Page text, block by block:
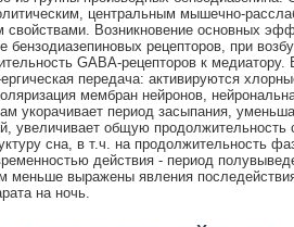
центральным мышечно-
свойствами. Возникновение основных
бензодиазепиновых рецепторов, при
GABA-рецепторов к медиатору.
передача: активируются
мембран нейронов,
укорачивает период засыпания,
увеличивает общую продолжительность
сна, в т.ч. на продолжительность
действия - период
меньше выражены явления
на ночь.